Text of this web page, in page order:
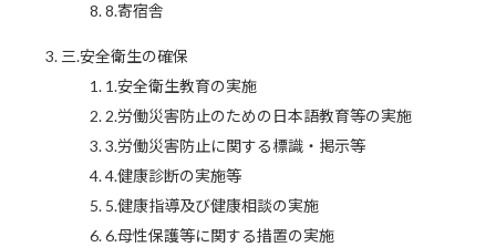
8.寄宿舎
三.安全衛生の確保
1.安全衛生教育の実施
2.労働災害防止のための日本語教育等の実施
3.労働災害防止に関する標識・掲示等
4.健康診断の実施等
5.健康指導及び健康相談の実施
6.母性保護等に関する措置の実施